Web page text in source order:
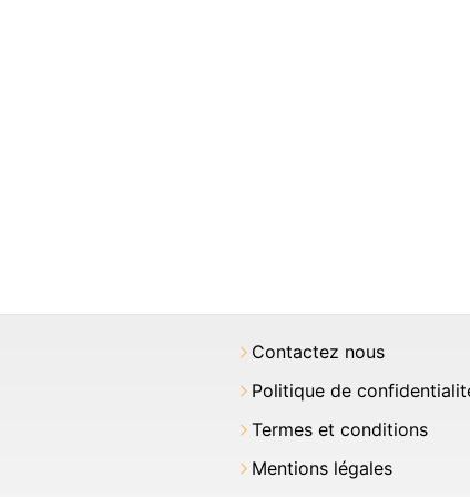
Contactez nous
Politique de
Termes et conditions
Mentions légales